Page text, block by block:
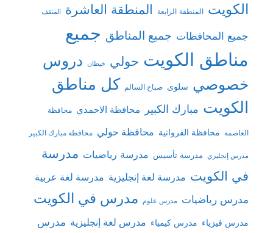
الكويت المنطقة الرابعة المنطقة العاشرة المنقف
جميع المحافظات جميع المناطق جميع
مناطق الكويت حولي خيطان دروس
خصوصي سلوى صباح السالم كل مناطق
الكويت مبارك الكبير محافظة الاحمدي محافظة
العاصمة محافظة الفروانية محافظة حولي محافظة مبارك الكبير
مدرس إنجليزي مدرسة تأسيس مدرسة رياضيات مدرسة
في الكويت مدرسة لغة إنجليزية مدرسة لغة عربية
مدرس رياضيات مدرس علوم مدرس في الكويت
مدرس فيزياء مدرس كيمياء مدرس لغة إنجليزية مدرس